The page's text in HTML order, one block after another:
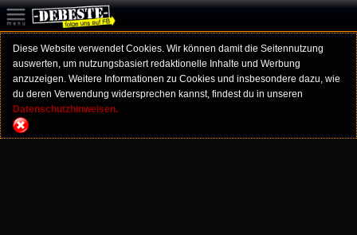
Diese Website verwendet Cookies. Wir können damit die Seitennutzung
auswerten, um nutzungsbasiert redaktionelle Inhalte und Werbung
anzuzeigen. Weitere Informationen zu Cookies und insbesondere dazu, wie
du deren Verwendung widersprechen kannst, findest du in unseren
Datenschutzhinweisen.